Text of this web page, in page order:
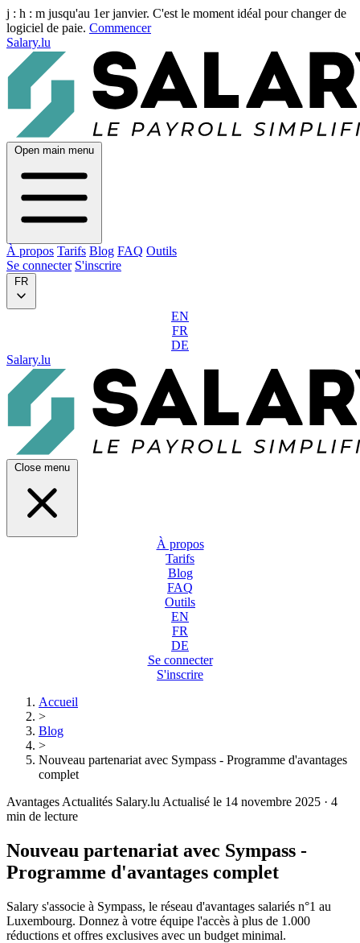
j : h : m jusqu'au 1er janvier. C'est le moment idéal pour changer de
logiciel de paie. Commencer
Salary.lu
Open main menu
À propos Tarifs Blog FAQ Outils
Se connecter S'inscrire
FR
EN
FR
DE
Salary.lu
Close menu
À propos
Tarifs
Blog
FAQ
Outils
EN
FR
DE
Se connecter
S'inscrire
Accueil
>
Blog
>
Nouveau partenariat avec Sympass - Programme d'avantages
complet
Avantages Actualités Salary.lu Actualisé le 14 novembre 2025 · 4
min de lecture
Nouveau partenariat avec Sympass -
Programme d'avantages complet
Salary s'associe à Sympass, le réseau d'avantages salariés n°1 au
Luxembourg. Donnez à votre équipe l'accès à plus de 1.000
réductions et offres exclusives avec un budget minimal.